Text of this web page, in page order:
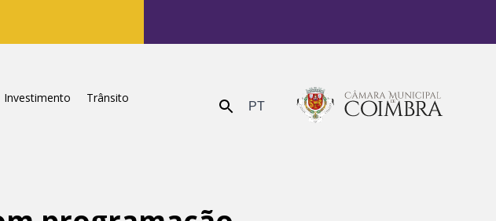
Investimento
Trânsito
Enviar PT